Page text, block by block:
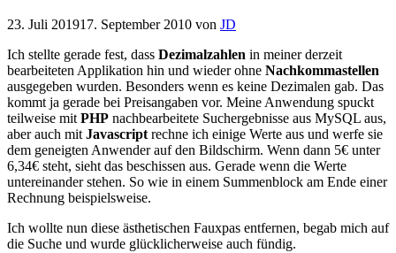
23. Juli 201917. September 2010 von JD
Ich stellte gerade fest, dass Dezimalzahlen in meiner derzeit
bearbeiteten Applikation hin und wieder ohne Nachkommastellen
ausgegeben wurden. Besonders wenn es keine Dezimalen gab. Das
kommt ja gerade bei Preisangaben vor. Meine Anwendung spuckt
teilweise mitPHP nachbearbeitete Suchergebnisse aus MySQL aus,
aber auch mitJavascriptrechne ich einige Werte aus und werfe sie
dem geneigten Anwender auf den Bildschirm. Wenn dann 5€ unter
6,34€ steht, sieht das beschissen aus. Gerade wenn die Werte
untereinander stehen. So wie in einem Summenblock am Ende einer
Rechnung beispielsweise.
Ich wollte nun diese ästhetischen Fauxpas entfernen, begab mich auf
die Suche und wurde glücklicherweise auch fündig.